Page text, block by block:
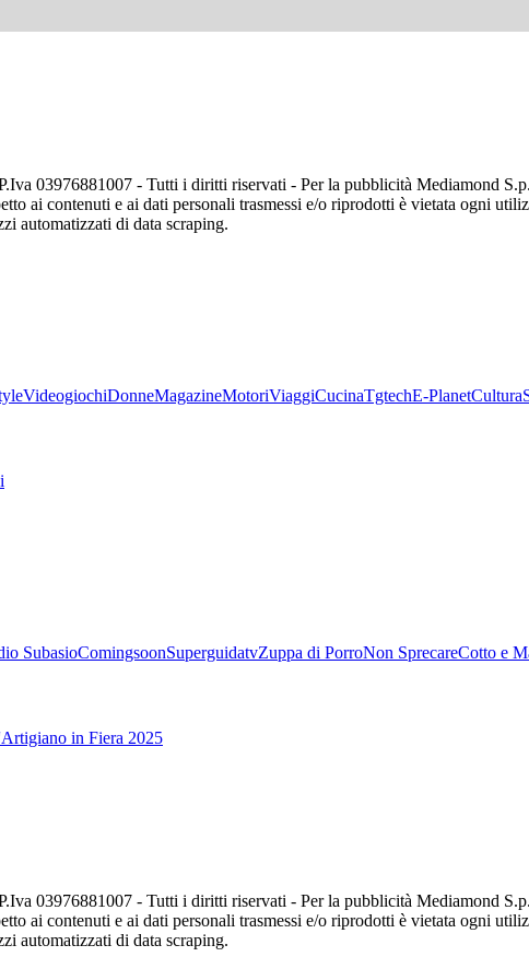
03976881007 - Tutti i diritti riservati - Per la pubblicità Mediamond
ai contenuti e ai dati personali trasmessi e/o riprodotti è vietata ogni
automatizzati di data scraping.
VideogiochiDonneMagazineMotoriViaggiCucinaTgtechE-PlanetCultura
SubasioComingsoonSuperguidatvZuppa di PorroNon SprecareCotto e
in Fiera 2025
03976881007 - Tutti i diritti riservati - Per la pubblicità Mediamond
ai contenuti e ai dati personali trasmessi e/o riprodotti è vietata ogni
automatizzati di data scraping.